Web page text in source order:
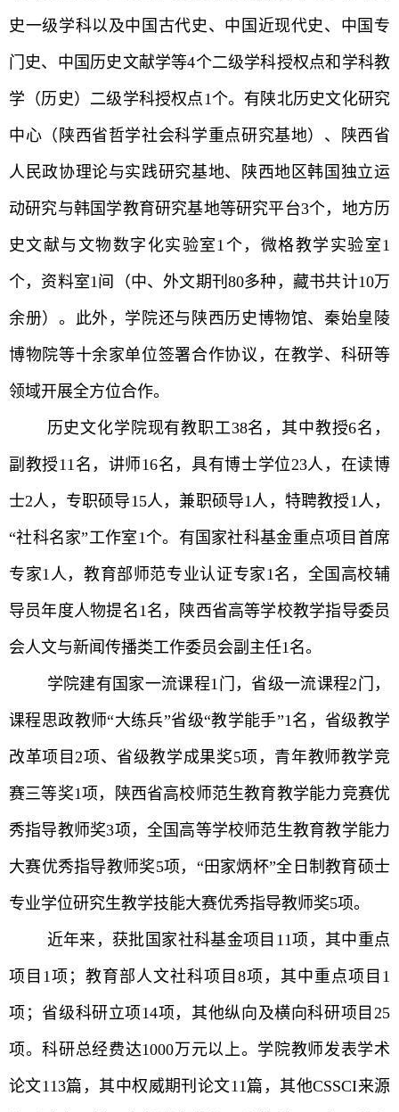
史一级学科以及中国古代史、中国近现代史、中国专
门史、中国历史文献学等4个二级学科授权点和学科教
学（历史）二级学科授权点1个。有陕北历史文化研究
中心（陕西省哲学社会科学重点研究基地）、陕西省
人民政协理论与实践研究基地、陕西地区韩国独立运
动研究与韩国学教育研究基地等研究平台3个，地方历
史文献与文物数字化实验室1个，微格教学实验室1
个，资料室1间（中、外文期刊80多种，藏书共计10万
余册）。此外，学院还与陕西历史博物馆、秦始皇陵
博物院等十余家单位签署合作协议，在教学、科研等
领域开展全方位合作。
历史文化学院现有教职工38名，其中教授6名，
副教授11名，讲师16名，具有博士学位23人，在读博
士2人，专职硕导15人，兼职硕导1人，特聘教授1人，
“社科名家”工作室1个。有国家社科基金重点项目首席
专家1人，教育部师范专业认证专家1名，全国高校辅
导员年度人物提名1名，陕西省高等学校教学指导委员
会人文与新闻传播类工作委员会副主任1名。
学院建有国家一流课程1门，省级一流课程2门，
课程思政教师“大练兵”省级“教学能手”1名，省级教学
改革项目2项、省级教学成果奖5项，青年教师教学竞
赛三等奖1项，陕西省高校师范生教育教学能力竞赛优
秀指导教师奖3项，全国高等学校师范生教育教学能力
大赛优秀指导教师奖5项，“田家炳杯”全日制教育硕士
专业学位研究生教学技能大赛优秀指导教师奖5项。
近年来，获批国家社科基金项目11项，其中重点
项目1项；教育部人文社科项目8项，其中重点项目1
项；省级科研立项14项，其他纵向及横向科研项目25
项。科研总经费达1000万元以上。学院教师发表学术
论文113篇，其中权威期刊论文11篇，其他CSSCI来源